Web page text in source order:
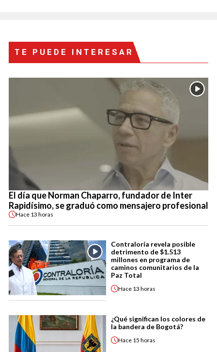
TE PUEDE INTERESAR
El día que Norman Chaparro, fundador de Inter
Rapidísimo, se graduó como mensajero profesional
Hace 13 horas
Contraloría revela posible
detrimento de $1.513
millones en programa de
caminos comunitarios de la
Paz Total
Hace 13 horas
¿Qué significan los colores de
la bandera de Bogotá?
Hace 15 horas